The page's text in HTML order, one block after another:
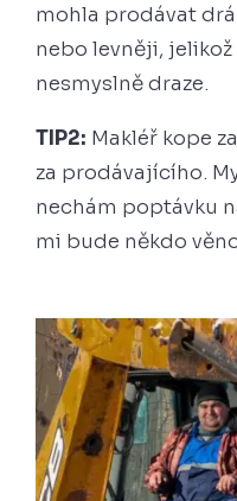
mohla prodávat
nebo levněji, jelikož
nesmyslně draze.
TIP2: Makléř kope
za prodávajícího.
nechám poptávku
mi bude někdo